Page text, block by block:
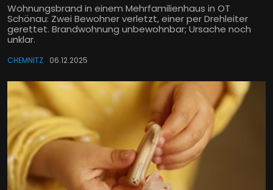
Wohnungsbrand in einem Mehrfamilienhaus in OT
Schönau: Zwei Bewohner verletzt, einer per Drehleiter
gerettet. Brandwohnung unbewohnbar; Ursache noch
unklar.
CHEMNITZ 06.12.2025